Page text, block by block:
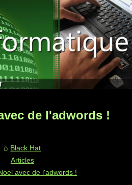
de l'adwords !
Black Hat
Articles
avec de l'adwords !